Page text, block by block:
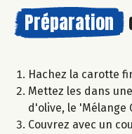
Préparation
Hachez la carotte
Mettez les dans
d'olive, le 'Mélange
Couvrez avec un